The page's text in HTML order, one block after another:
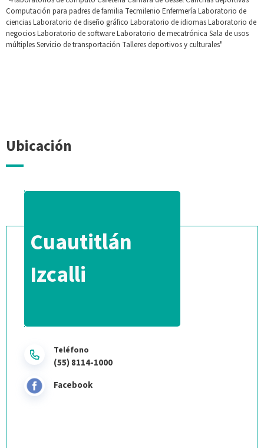
Computación para padres de familia Tecmilenio Enfermería Laboratorio de
cienciasLaboratorio de diseño gráfico Laboratorio de idiomasLaboratorio de
negociosLaboratorio de softwareLaboratorio de mecatrónica Sala de usos
múltiplesServicio de transportación Talleres deportivos y culturales"
Ubicación
Cuautitlán
Izcalli
Teléfono
(55) 8114-1000
Facebook